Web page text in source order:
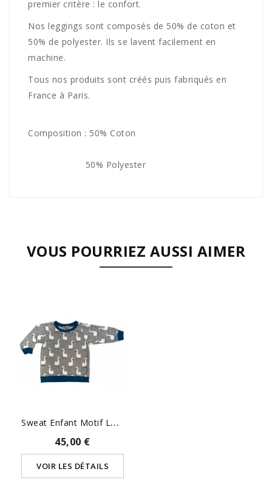
premier critère : le confort.
Nos leggings sont composés de 50% de coton et
50% de polyester. Ils se lavent facilement en
machine.
Tous nos produits sont créés puis fabriqués en
France à Paris.
Composition : 50% Coton
50% Polyester
VOUS POURRIEZ AUSSI AIMER
S
Weat Enfant Motif Lamas
45,00 €
VOIR LES DÉTAILS